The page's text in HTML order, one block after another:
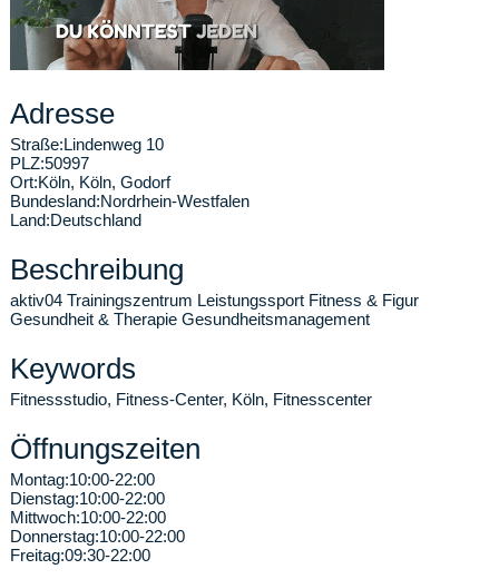
Adresse
Straße:Lindenweg 10
PLZ:50997
Ort:Köln, Köln, Godorf
Bundesland:Nordrhein-Westfalen
Land:Deutschland
Beschreibung
aktiv04 Trainingszentrum Leistungssport Fitness & Figur
Gesundheit & Therapie Gesundheitsmanagement
Keywords
Fitnessstudio, Fitness-Center, Köln, Fitnesscenter
Öffnungszeiten
Montag:10:00-22:00
Dienstag:10:00-22:00
Mittwoch:10:00-22:00
Donnerstag:10:00-22:00
Freitag:09:30-22:00